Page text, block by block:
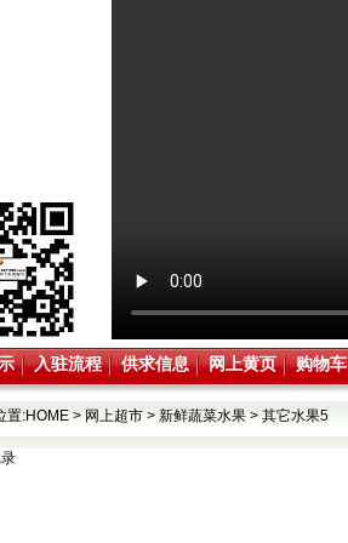
入驻流程 供求信息 网上黄页 购物车
置:HOME> 网上超市> 新鲜蔬菜水果> 其它水果5